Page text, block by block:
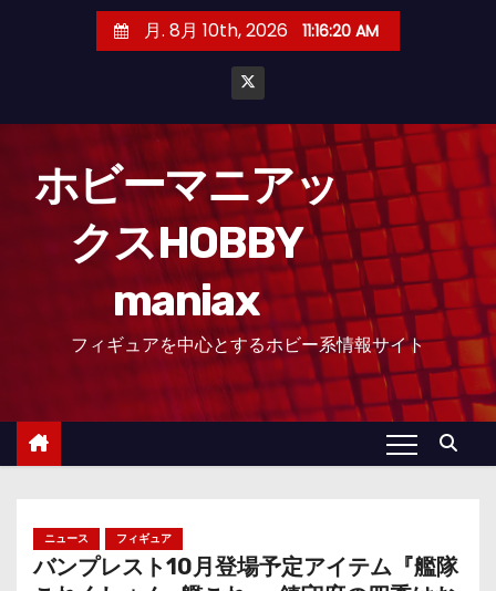
月. 8月 10th, 2026 11:16:21 AM
ホビーマニアッ
クスHOBBY
maniax
フィギュアを中心とするホビー系情報サイト
ニュース フィギュア
バンプレスト10月登場予定アイテム『艦隊